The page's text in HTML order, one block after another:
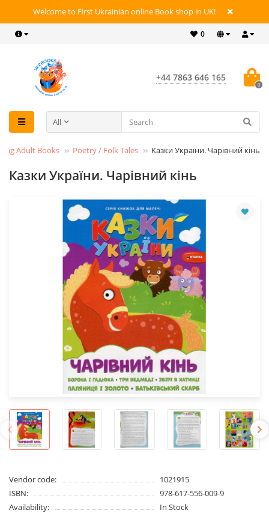
Welcome to First Ukrainian online Book shop in UK!
0
+44 7863 646 165
0
All
Adult Books Poetry / Folk Tales Казки України. Чарівний кінь
Казки України. Чарівний кінь
Vendor code:
1021915
ISBN:
978-617-556-009-9
Availability:
In Stock